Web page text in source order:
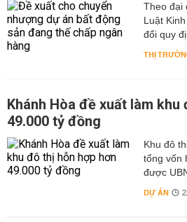
Theo đại
Luật
đổi quy
THỊ
Khánh Hòa đề xuất làm khu
49.000 tỷ đồng
Khu đô
tổng vốn
được
DỰ ÁN